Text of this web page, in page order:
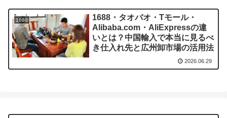
1688
1688・タオバオ・Tモール・
Alibaba.com・AliExpressの違
いとは？中国輸入で本当に見るべ
き仕入れ先と広州卸市場の活用法
2026.06.29